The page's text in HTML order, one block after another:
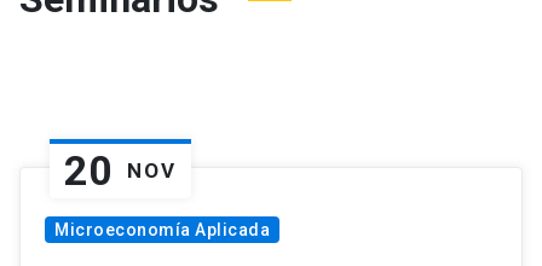
20 NOV
Microeconomía Aplicada